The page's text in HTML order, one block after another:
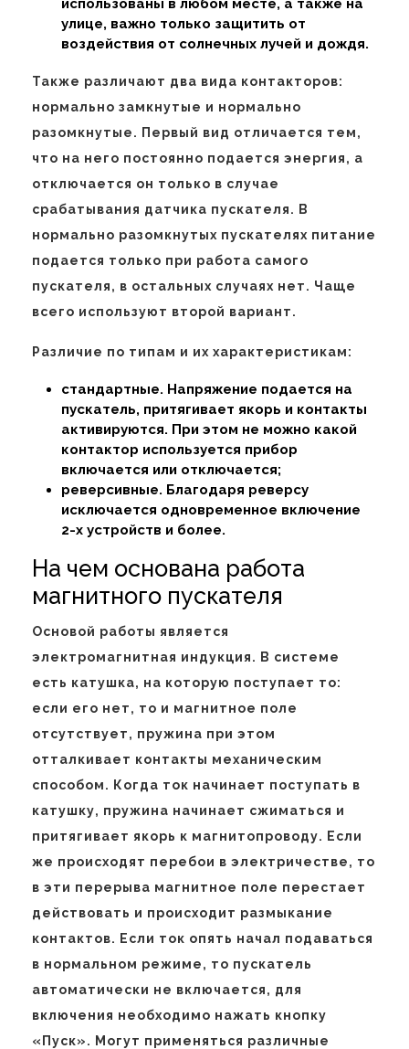
улице, важно только защитить от
воздействия от солнечных лучей и дождя.
Также различают два вида контакторов:
нормально замкнутые и нормально
разомкнутые. Первый вид отличается тем,
что на него постоянно подается энергия, а
отключается он только в случае
срабатывания датчика пускателя. В
нормально разомкнутых пускателях питание
подается только при работа самого
пускателя, в остальных случаях нет. Чаще
всего используют второй вариант.
Различие по типам и их характеристикам:
стандартные. Напряжение подается на
пускатель, притягивает якорь и контакты
активируются. При этом не можно какой
контактор используется прибор
включается или отключается;
реверсивные. Благодаря реверсу
исключается одновременное включение
2-х устройств и более.
На чем основана работа
магнитного пускателя
Основой работы является
электромагнитная индукция. В системе
есть катушка, на которую поступает то:
если его нет, то и магнитное поле
отсутствует, пружина при этом
отталкивает контакты механическим
способом. Когда ток начинает поступать в
катушку, пружина начинает сжиматься и
притягивает якорь к магнитопроводу. Если
же происходят перебои в электричестве, то
в эти перерыва магнитное поле перестает
действовать и происходит размыкание
контактов. Если ток опять начал подаваться
в нормальном режиме, то пускатель
автоматически не включается, для
включения необходимо нажать кнопку
«Пуск». Могут применяться различные